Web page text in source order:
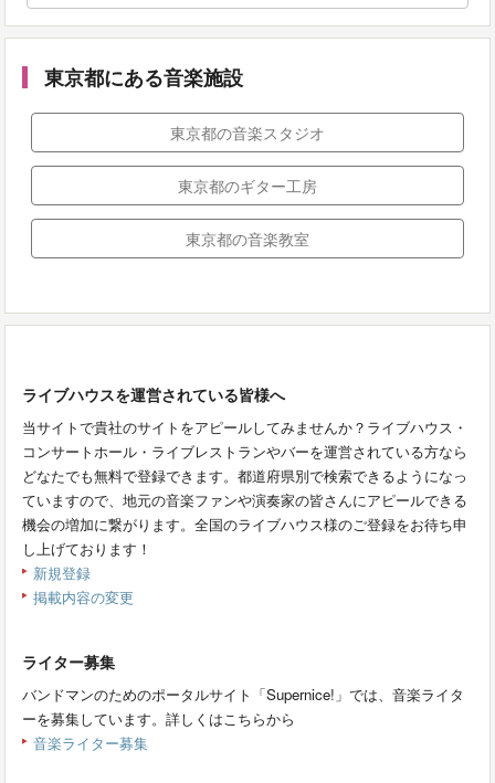
東京都にある音楽施設
東京都の音楽スタジオ
東京都のギター工房
東京都の音楽教室
ライブハウスを運営されている皆様へ
当サイトで貴社のサイトをアピールしてみませんか？ライブハウス・
コンサートホール・ライブレストランやバーを運営されている方なら
どなたでも無料で登録できます。都道府県別で検索できるようになっ
ていますので、地元の音楽ファンや演奏家の皆さんにアピールできる
機会の増加に繋がります。全国のライブハウス様のご登録をお待ち申
し上げております！
新規登録
掲載内容の変更
ライター募集
バンドマンのためのポータルサイト「Supernice!」では、音楽ライタ
ーを募集しています。詳しくはこちらから
音楽ライター募集